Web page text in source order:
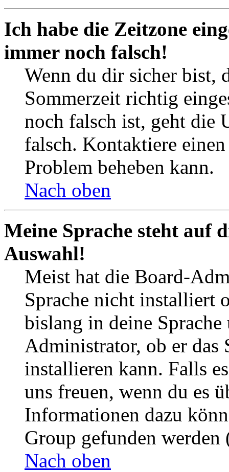
Ich habe die Zeitzone
immer noch falsch!
Wenn du dir sicher bist,
Sommerzeit richtig
noch falsch ist, geht die
falsch. Kontaktiere
Problem beheben kann.
Nach oben
Meine Sprache steht auf
Auswahl!
Meist hat die Board-
Sprache nicht installiert
bislang in deine
Administrator, ob er das
installieren kann. Falls
uns freuen, wenn du es
Informationen dazu
Group gefunden
Nach oben